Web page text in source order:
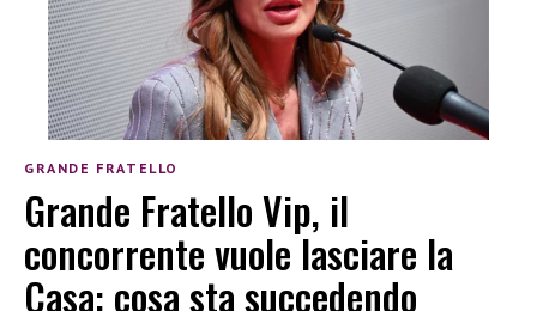
GRANDE FRATELLO
Grande Fratello Vip, il
concorrente vuole lasciare la
Casa: cosa sta succedendo